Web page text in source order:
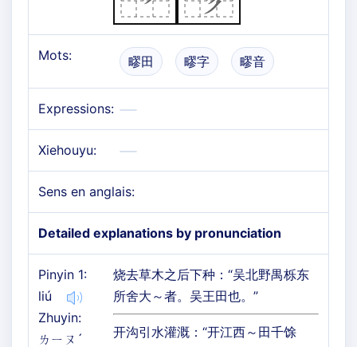
Mots: 疁田 疁字 疁音
Expressions:
Xiehouyu:
Sens en anglais:
Detailed explanations by pronunciation
Pinyin 1:
liú
Zhuyin:
ㄌㄧㄡˊ
烧去草木之后下种：“吴北野禺栎东
所舍大～者。吴王田也。”
开沟引水灌溉：“开江西～田千馀